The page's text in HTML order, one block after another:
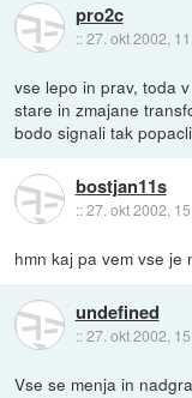
pro2c
::27. okt 2002,
vse lepo in prav, toda
stare in zmajane
bodo signali tak
bostjan11s
::27. okt 2002,
hmn kaj pa vem vse je
undefined
::27. okt 2002,
Vse se menja in